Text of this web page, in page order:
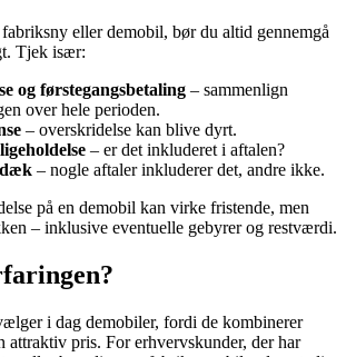
eller demobil, bør du altid gennemgå
Tjek især:
og førstegangsbetaling – sammenlign
over hele perioden.
– overskridelse kan blive dyrt.
– er det inkluderet i aftalen?
– nogle aftaler inkluderer det, andre ikke.
på en demobil kan virke fristende, men
– inklusive eventuelle gebyrer og restværdi.
i dag demobiler, fordi de kombinerer
attraktiv pris. For erhvervskunder, der har